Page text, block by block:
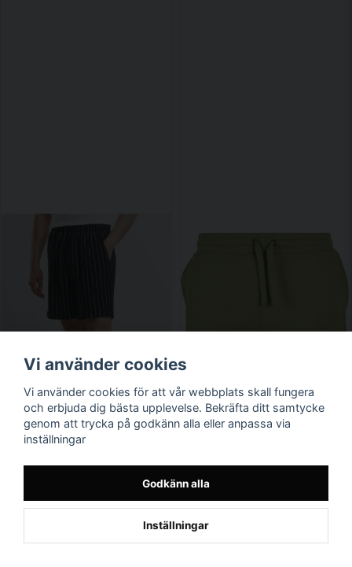
Vi använder cookies
Vi använder cookies för att vår webbplats skall fungera
och erbjuda dig bästa upplevelse. Bekräfta ditt samtycke
genom att trycka på godkänn alla eller anpassa via
inställningar
Godkänn alla
Inställningar